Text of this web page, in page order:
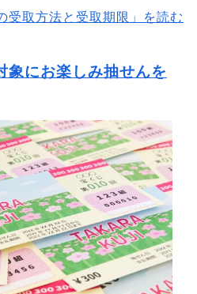
受取方法と受取期限」を読む
象にお楽しみ抽せんを